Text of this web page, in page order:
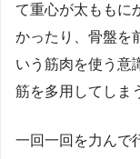
て重心が太ももに
かったり、骨盤を
いう筋肉を使う意
筋を多用してしま
一回一回を力んで